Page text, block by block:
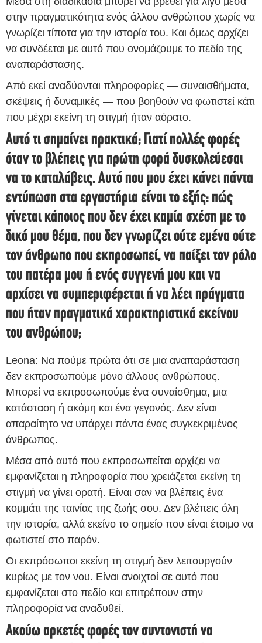
στην πραγματικότητα ενός άλλου ανθρώπου χωρίς να
γνωρίζει τίποτα για την ιστορία του. Και όμως αρχίζει
να συνδέεται με αυτό που ονομάζουμε το πεδίο της
αναπαράστασης.
Από εκεί αναδύονται πληροφορίες — συναισθήματα,
σκέψεις ή δυναμικές — που βοηθούν να φωτιστεί κάτι
που μέχρι εκείνη τη στιγμή ήταν αόρατο.
Αυτό τι σημαίνει πρακτικά; Γιατί πολλές φορές
όταν το βλέπεις για πρώτη φορά δυσκολεύεσαι
να το καταλάβεις. Αυτό που μου έχει κάνει πάντα
εντύπωση στα εργαστήρια είναι το εξής: πώς
γίνεται κάποιος που δεν έχει καμία σχέση με το
δικό μου θέμα, που δεν γνωρίζει ούτε εμένα ούτε
τον άνθρωπο που εκπροσωπεί, να παίξει τον ρόλο
του πατέρα μου ή ενός συγγενή μου και να
αρχίσει να συμπεριφέρεται ή να λέει πράγματα
που ήταν πραγματικά χαρακτηριστικά εκείνου
του ανθρώπου;
Leona: Να πούμε πρώτα ότι σε μια αναπαράσταση
δεν εκπροσωπούμε μόνο άλλους ανθρώπους.
Μπορεί να εκπροσωπούμε ένα συναίσθημα, μια
κατάσταση ή ακόμη και ένα γεγονός. Δεν είναι
απαραίτητο να υπάρχει πάντα ένας συγκεκριμένος
άνθρωπος.
Μέσα από αυτό που εκπροσωπείται αρχίζει να
εμφανίζεται η πληροφορία που χρειάζεται εκείνη τη
στιγμή να γίνει ορατή. Είναι σαν να βλέπεις ένα
κομμάτι της ταινίας της ζωής σου. Δεν βλέπεις όλη
την ιστορία, αλλά εκείνο το σημείο που είναι έτοιμο να
φωτιστεί στο παρόν.
Οι εκπρόσωποι εκείνη τη στιγμή δεν λειτουργούν
κυρίως με τον νου. Είναι ανοιχτοί σε αυτό που
εμφανίζεται στο πεδίο και επιτρέπουν στην
πληροφορία να αναδυθεί.
Ακούω αρκετές φορές τον συντονιστή να